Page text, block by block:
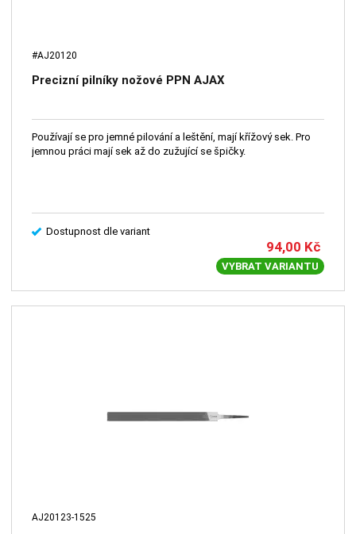
#AJ20120
Precizní pilníky nožové PPN AJAX
Používají se pro jemné pilování a leštění, mají křížový sek. Pro
jemnou práci mají sek až do zužující se špičky.
Dostupnost dle variant
94,00 Kč
VYBRAT VARIANTU
AJ20123-1525